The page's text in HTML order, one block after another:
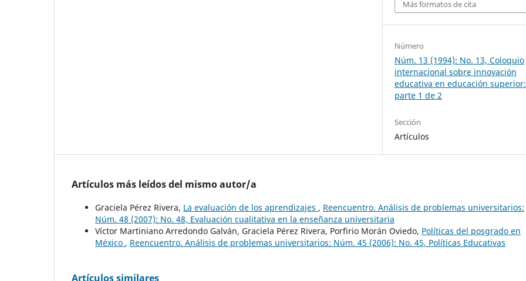
Más formatos de cita
Número
Núm. 13 (1994): No. 13, Coloquio
internacional sobre innovación
educativa en educación superior:
parte 1 de 2
Sección
Artículos
Artículos más leídos del mismo autor/a
Graciela Pérez Rivera, La evaluación de los aprendizajes , Reencuentro. Análisis de problemas universitarios:
Núm. 48 (2007): No. 48, Evaluación cualitativa en la enseñanza universitaria
Víctor Martiniano Arredondo Galván, Graciela Pérez Rivera, Porfirio Morán Oviedo, Políticas del posgrado en
México , Reencuentro. Análisis de problemas universitarios: Núm. 45 (2006): No. 45, Políticas Educativas
Artículos similares